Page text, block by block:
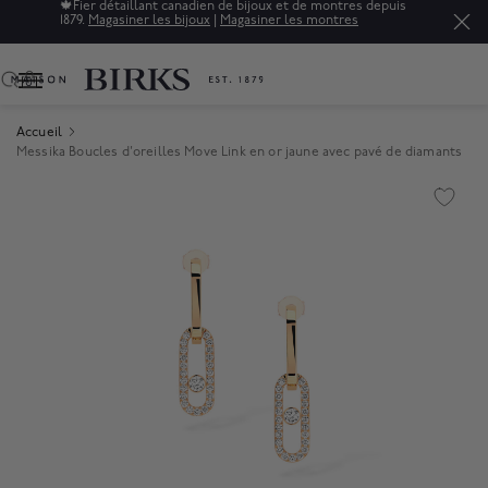
🍁 Fier détaillant canadien de bijoux et de montres depuis
1879. Magasiner les bijoux Magasiner les montres
0
Accueil
Messika Boucles d'oreilles Move Link en or jaune avec pavé de diamants